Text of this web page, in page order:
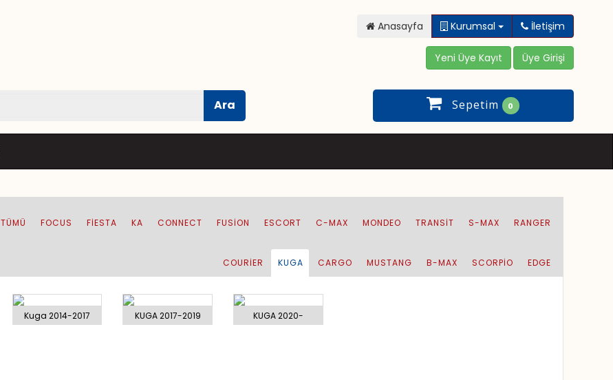
Anasayfa Kurumsal İletişim
Ara Sepetim 0
TÜMÜ FOCUS FIESTA KA CONNECT FUSION ESCORT C-MAX MONDEO TRANSIT S-MAX RANGER
COURIER KUGA CARGO MUSTANG B-MAX SCORPİO EDGE
Kuga 2014-2017 KUGA 2017-2019 KUGA 2020-